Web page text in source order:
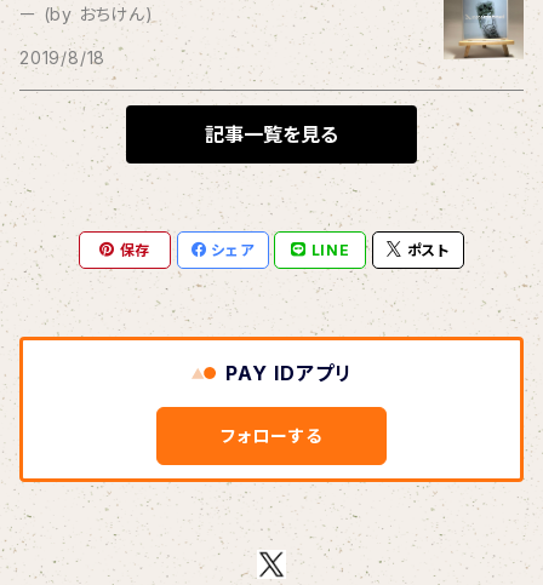
THE BLACK SHANSONS
BLONDnewHALF
Blondy
BOAR HUNTER
bud&harbor
Bulbs Of Passion
B玉
Calme Adiction
ー (by おちけん)
2019/8/18
記事一覧を見る
保存 シェア LINE ポスト
PAY IDアプリ
フォローする